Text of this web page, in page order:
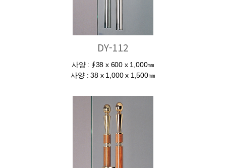
DY-112
사양 : ∮38 x 600 x 1,000㎜
사양 : 38 x 1,000 x 1,500㎜